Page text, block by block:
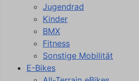
Jugendrad
Kinder
BMX
Fitness
Sonstige Mobilität
E-Bikes